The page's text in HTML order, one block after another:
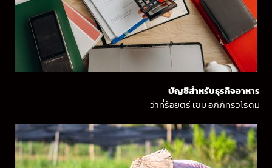
บัญชีสำหรับธุรกิจอาหาร
ว่าที่ร้อยตรี เขม อภิภัทรวโรดม